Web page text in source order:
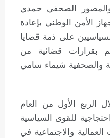
الصحفي حمدي
الأمن الوطني بإعادة
على ذمة قضايا
بقرارات قضائية من
والصحفية شيماء سامي
الربع الأول من العام
57 فعالية احتجاجية للقوى السياسية
والاجتماعية في